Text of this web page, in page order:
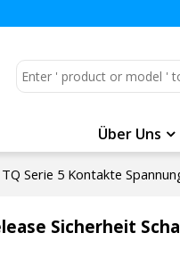
Über Uns
Serie 5 Kontakte
Sicherheit